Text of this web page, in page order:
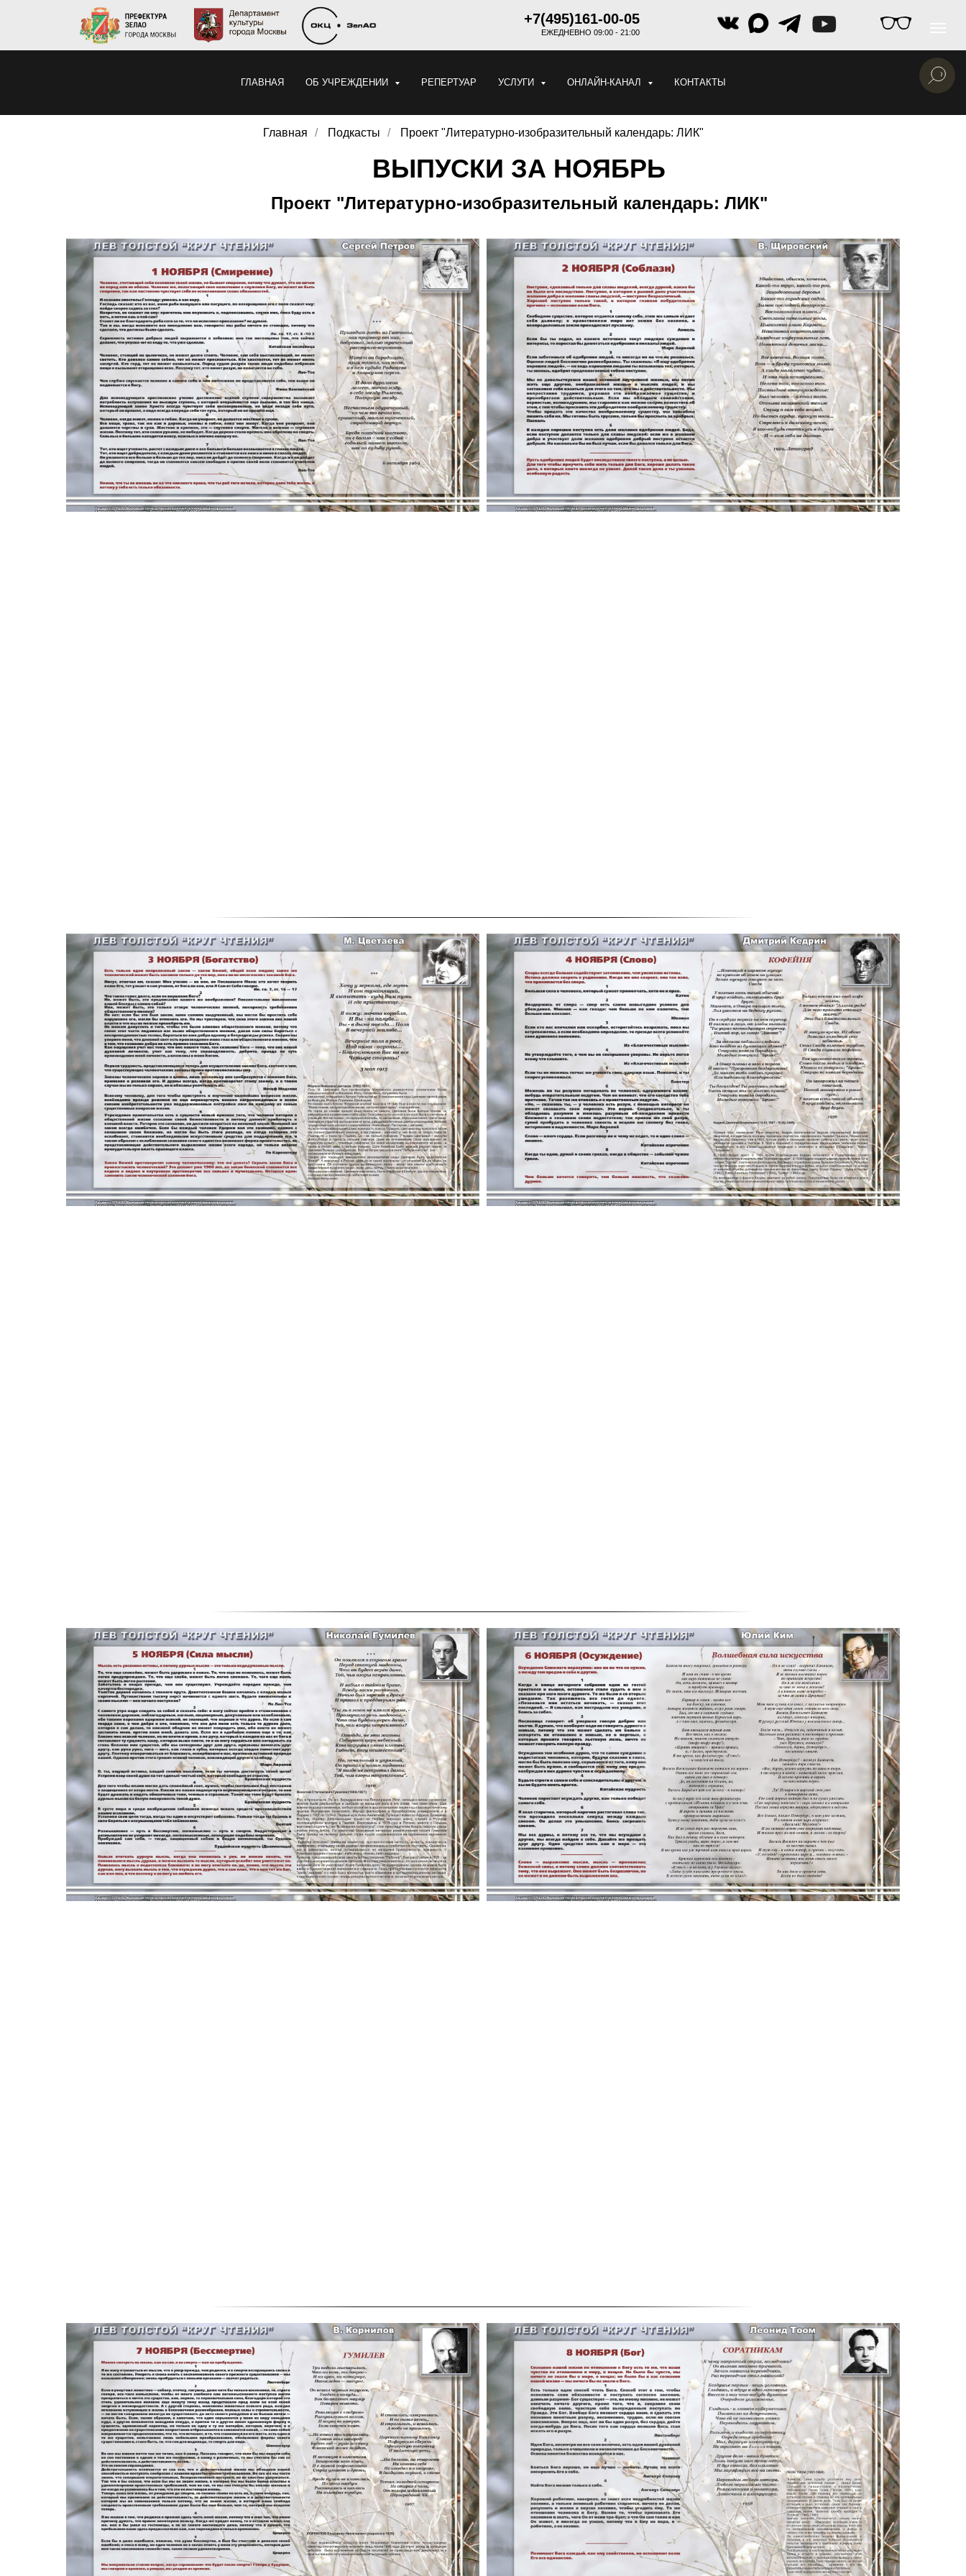
+7(495)161-00-05
ЕЖЕДНЕВНО 09:00 - 21:00
ГЛАВНАЯ ОБ УЧРЕЖДЕНИИ РЕПЕРТУАР УСЛУГИ ОНЛАЙН-КАНАЛ КОНТАКТЫ
Главная / Подкасты / Проект "Литературно-изобразительный календарь: ЛИК"
ВЫПУСКИ ЗА НОЯБРЬ
Проект "Литературно-изобразительный календарь: ЛИК"